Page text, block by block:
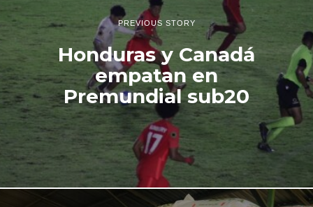
PREVIOUS STORY
Honduras y Canadá
empatan en
Premundial sub20